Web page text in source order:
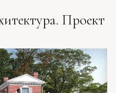
Проект